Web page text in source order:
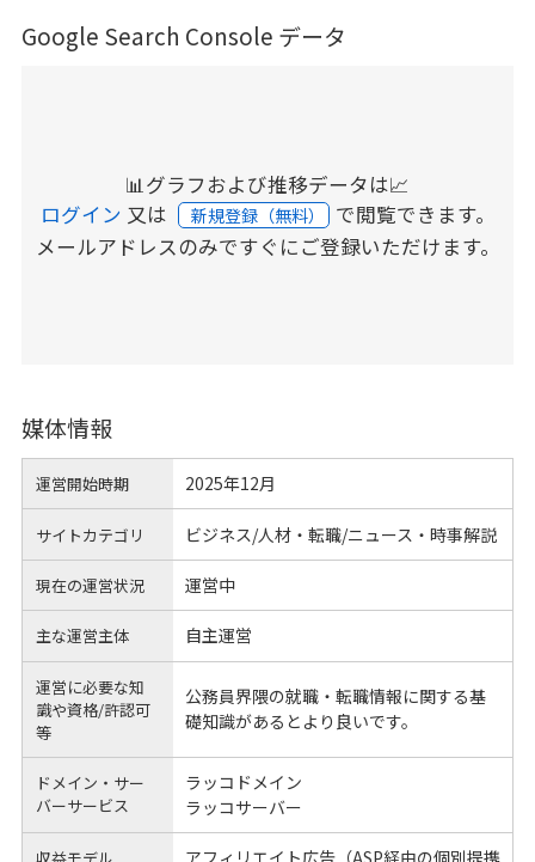
Google Search Console データ
📊グラフおよび推移データは📈
ログイン 又は 新規登録（無料） で閲覧できます。
メールアドレスのみですぐにご登録いただけます。
媒体情報
運営開始時期 2025年12月
サイトカテゴリ ビジネス/人材・転職/ニュース・時事解説
現在の運営状況 運営中
主な運営主体 自主運営
運営に必要な知
識や資格/許認可
等
公務員界隈の就職・転職情報に関する基
礎知識があるとより良いです。
ドメイン・サー
バーサービス
ラッコドメイン
ラッコサーバー
アフィリエイト広告（ASP経由の個別提携